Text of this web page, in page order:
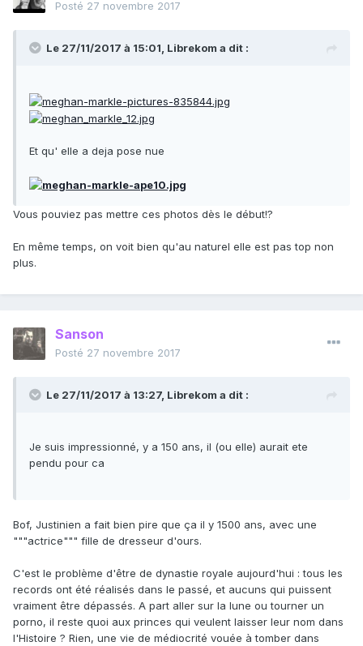
Posté 27 novembre 2017
Le 27/11/2017 à 15:01, Librekom a dit :
Et qu' elle a deja pose nue
Vous pouviez pas mettre ces photos dès le début!?
En même temps, on voit bien qu'au naturel elle est pas top non
plus.
Sanson
Posté 27 novembre 2017
Le 27/11/2017 à 13:27, Librekom a dit :
Je suis impressionné, y a 150 ans, il (ou elle) aurait ete
pendu pour ca
Bof, Justinien a fait bien pire que ça il y 1500 ans, avec une
"""actrice""" fille de dresseur d'ours.
C'est le problème d'être de dynastie royale aujourd'hui : tous les
records ont été réalisés dans le passé, et aucuns qui puissent
vraiment être dépassés. A part aller sur la lune ou tourner un
porno, il reste quoi aux princes qui veulent laisser leur nom dans
l'Histoire ? Rien, une vie de médiocrité vouée à tomber dans